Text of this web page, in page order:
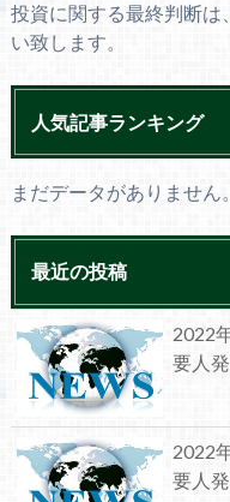
投資に関する最終判断
い致します。
人気記事ランキング
まだデータがありません。
最近の投稿
2022
要人
2022
要人